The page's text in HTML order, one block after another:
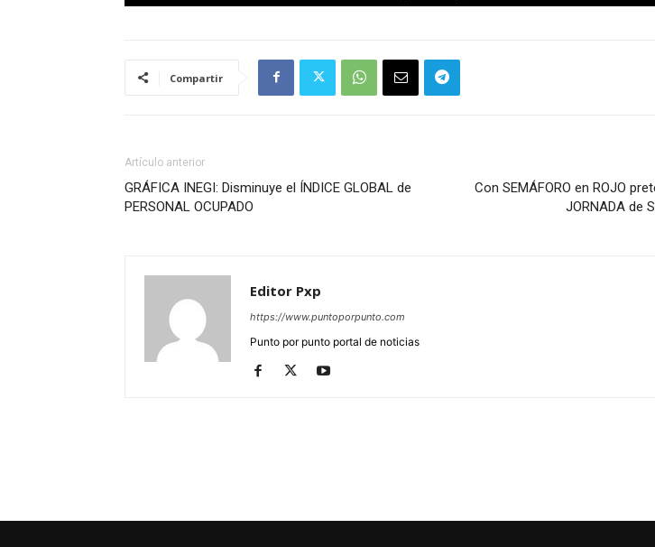
Compartir
Artículo anterior
GRÁFICA INEGI: Disminuye el ÍNDICE GLOBAL de
PERSONAL OCUPADO
Con SEMÁFORO en ROJO
JORNADA de
Editor Pxp
https://www.puntoporpunto.com
Punto por punto portal de noticias